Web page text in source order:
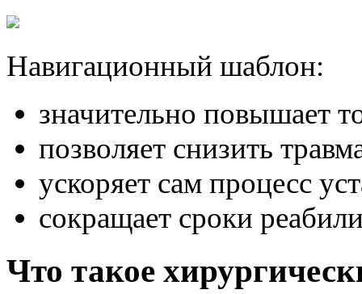
Навигационный шаблон:
значительно повышает
позволяет снизить
ускоряет сам процесс
сокращает сроки
Что такое